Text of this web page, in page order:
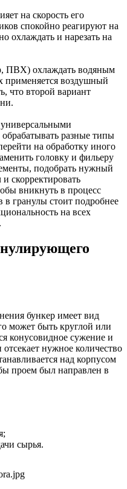
на скорость его
спокойно реагируют на
охлаждать и нарезать на
ПВХ) охлаждать водяным
применяется воздушный
что второй вариант
разные типы
на обработку иного
головку и фильеру
подобрать нужный
скорректировать
вникнуть в процесс
гранулы стоит подробнее
на всех
бункер имеет вид
может быть круглой или
конусовидное сужение и
нужное количество
над корпусом
проем был направлен в
сырья.